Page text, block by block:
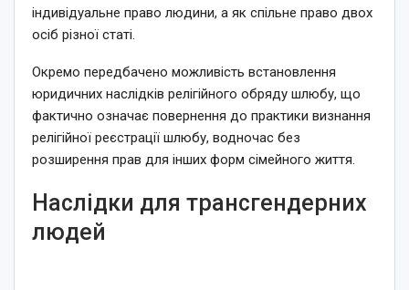
індивідуальне право людини, а як спільне право двох
осіб різної статі.
Окремо передбачено можливість встановлення
юридичних наслідків релігійного обряду шлюбу, що
фактично означає повернення до практики визнання
релігійної реєстрації шлюбу, водночас без
розширення прав для інших форм сімейного життя.
Наслідки для трансгендерних
людей